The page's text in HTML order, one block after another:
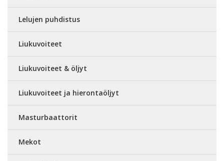
Lelujen puhdistus
Liukuvoiteet
Liukuvoiteet & öljyt
Liukuvoiteet ja hierontaöljyt
Masturbaattorit
Mekot